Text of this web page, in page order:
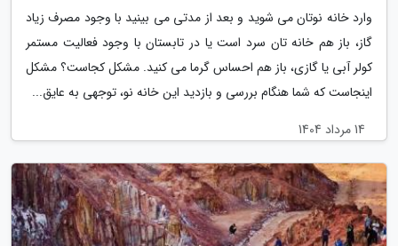
وارد خانه نوتان می شوید و بعد از مدتی می بینید با وجود مصرف زیاد
گاز، باز هم خانه تان سرد است یا در تابستان با وجود فعالیت مستمر
کولر آبی یا گازی، باز هم احساس گرما می کنید. مشکل کجاست؟ مشکل
اینجاست که شما هنگام بررسی و بازدید این خانه نو، توجهی به عایق...
14 مرداد 1404